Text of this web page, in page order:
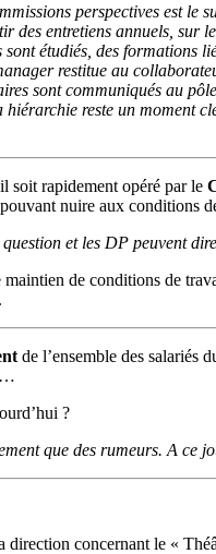
perspectives est le
des entretiens annuels, sur
étudiés, des formations
restitue au
sont communiqués au
reste un moment
soit rapidement opéré par le
nuire aux conditions
et les DP peuvent
de conditions de
de l’ensemble des
?
que des rumeurs. A ce
direction concernant le «